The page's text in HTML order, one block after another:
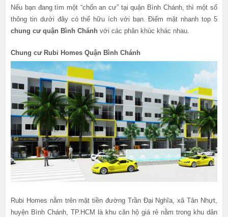
Nếu bạn đang tìm một “chốn an cư” tại quận Bình Chánh, thì một số
thông tin dưới đây có thể hữu ích với bạn. Điểm mặt nhanh top 5
chung cư quận Bình Chánh với các phân khúc khác nhau.
Chung cư Rubi Homes Quận Bình Chánh
Rubi Homes nằm trên mặt tiền đường Trần Đại Nghĩa, xã Tân Nhựt,
huyện Bình Chánh, TP.HCM là khu căn hộ giá rẻ nằm trong khu dân